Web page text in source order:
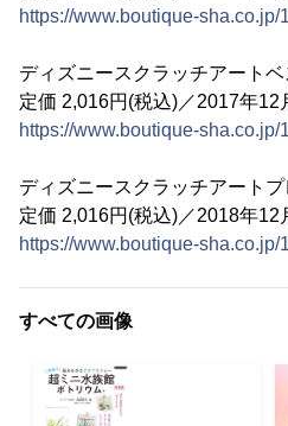
https://www.boutique-sha.co.jp/
ディズニースクラッチアート
定価 2,016円(税込)／2017年12
https://www.boutique-sha.co.jp/
ディズニースクラッチアート
定価 2,016円(税込)／2018年12
https://www.boutique-sha.co.jp/
すべての画像